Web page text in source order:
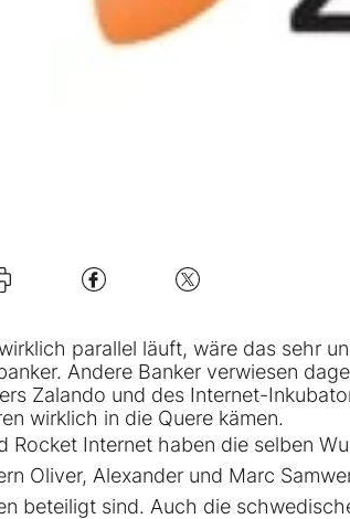
Sie uns
parallel läuft, wäre das sehr
Andere Banker verwiesen
Zalando und des Internet-
wirklich in die Quere kämen.
Rocket Internet haben die selben
Oliver, Alexander und Marc
beteiligt sind. Auch die